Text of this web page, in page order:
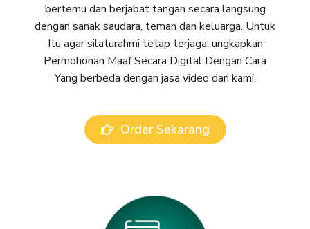
bertemu dan berjabat tangan secara langsung
dengan sanak saudara, teman dan keluarga. Untuk
Itu agar silaturahmi tetap terjaga, ungkapkan
Permohonan Maaf Secara Digital Dengan Cara
Yang berbeda dengan jasa video dari kami.
Order Sekarang